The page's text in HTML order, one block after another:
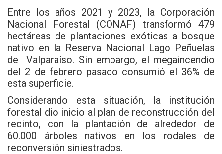
Entre los años 2021 y 2023, la Corporación
Nacional Forestal (CONAF) transformó 479
hectáreas de plantaciones exóticas a bosque
nativo en la Reserva Nacional Lago Peñuelas
de Valparaíso. Sin embargo, el megaincendio
del 2 de febrero pasado consumió el 36% de
esta superficie.
Considerando esta situación, la institución
forestal dio inicio al plan de reconstrucción del
recinto, con la plantación de alrededor de
60.000 árboles nativos en los rodales de
reconversión siniestrados.